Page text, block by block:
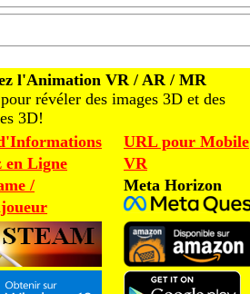
l'Animation VR / AR / MR
révéler des images 3D et des
3D!
en Ligne
/
URL pour Mobile
VR
Meta Horizon